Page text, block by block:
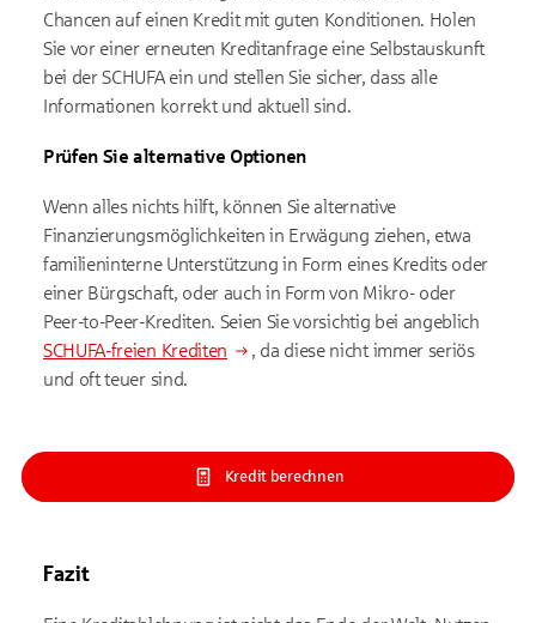
Chancen auf einen Kredit mit guten Konditionen. Holen
Sie vor einer erneuten Kreditanfrage eine Selbstauskunft
bei der SCHUFA ein und stellen Sie sicher, dass alle
Informationen korrekt und aktuell sind.
Prüfen Sie alternative Optionen
Wenn alles nichts hilft, können Sie alternative
Finanzierungsmöglichkeiten in Erwägung ziehen, etwa
familieninterne Unterstützung in Form eines Kredits oder
einer Bürgschaft, oder auch in Form von Mikro- oder
Peer-to-Peer-Krediten. Seien Sie vorsichtig bei angeblich
SCHUFA-freien Krediten
, da diese nicht immer seriös
und oft teuer sind.
Kredit berechnen
Fazit